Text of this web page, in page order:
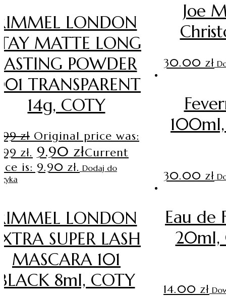
LONDON
MATTE LONG
POWDER
TRANSPARENT
14g, COTY
zł Original price was:
zł. 9.90 złCurrent
is: 9.90 zł. Dodaj do
LONDON
SUPER LASH
MASCARA 101
8ml, COTY
Joe
30.00 zł
30.00 zł
Eau de
20ml,
14.00 zł